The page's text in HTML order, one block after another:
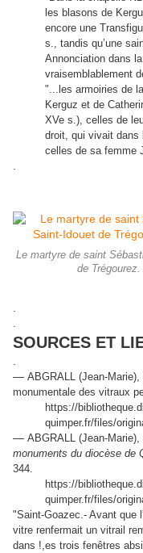
les blasons de
encore une
s., tandis qu’une
Annonciation dans
vraisemblablement
"...les armoiries de
Kerguz et de
XVe s.), celles de
droit, qui vivait dans
celles de sa femme
Le martyre de saint
de
SOURCES ET
— ABGRALL (Jean-
monumentale des vitraux
https://
quimper.fr/files/
— ABGRALL (Jean-Marie),
monuments du diocèse de
344.
https://
quimper.fr/files/
"Saint-Goazec.- Avant que
vitre renfermait un vitrail
dans !,es trois fenêtres